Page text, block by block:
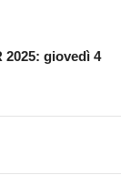
2025: giovedì 4